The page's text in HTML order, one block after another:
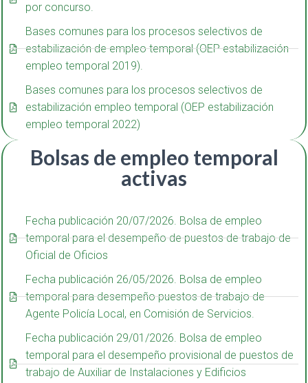
por concurso.
Bases comunes para los procesos selectivos de
estabilización de empleo temporal (OEP estabilización
empleo temporal 2019).
Bases comunes para los procesos selectivos de
estabilización empleo temporal (OEP estabilización
empleo temporal 2022)
Bolsas de empleo temporal
activas
Fecha publicación 20/07/2026. Bolsa de empleo
temporal para el desempeño de puestos de trabajo de
Oficial de Oficios
Fecha publicación 26/05/2026. Bolsa de empleo
temporal para desempeño puestos de trabajo de
Agente Policía Local, en Comisión de Servicios.
Fecha publicación 29/01/2026. Bolsa de empleo
temporal para el desempeño provisional de puestos de
trabajo de Auxiliar de Instalaciones y Edificios